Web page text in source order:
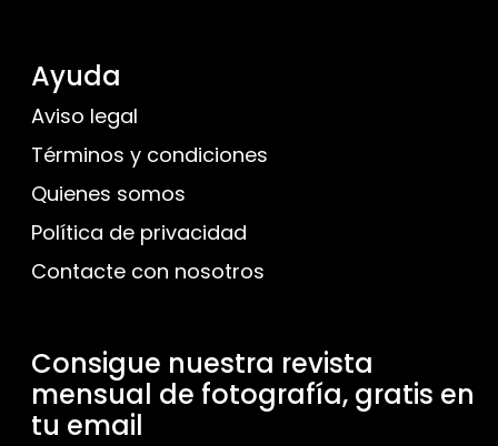
Ayuda
Aviso legal
Términos y condiciones
Quienes somos
Política de privacidad
Contacte con nosotros
Consigue nuestra revista
mensual de fotografía, gratis en
tu email